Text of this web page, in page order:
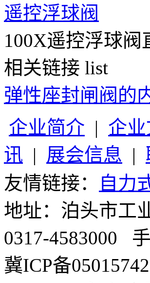
遥控浮球阀
100X遥控浮球
相关链接 list
弹性座封闸阀的
企业简介 | 企
讯 | 展会信息 |
友情链接：
自力
地址：泊头市工
0317-4583000
冀ICP备